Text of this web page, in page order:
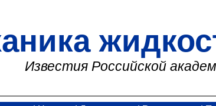
Известия Российской